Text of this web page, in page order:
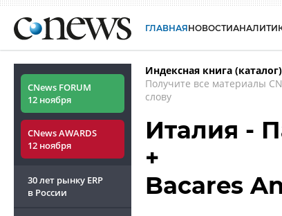
ГЛАВНАЯНОВОСТИ
CNews FORUM
12 ноября
CNews AWARDS
12 ноября
30 лет рынку ERP
в России
Индексная книга
Получите все материалы
слову
Италия -
+
Bacares